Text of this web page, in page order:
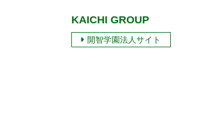
KAICHI GROUP
開智学園法人サイト